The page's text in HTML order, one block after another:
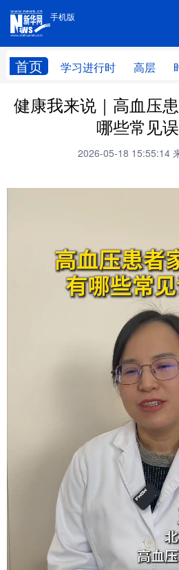
手机版
首页 学习进行时 高层
手机版
网站地图
学习进行时 高层
财经
思客智库
科技 科普
图片 中央文件
人居
彩票
公益
上市公司
天津
浙江
山东 河南
健康我来说｜高血压
哪些常见
2026-05-18 15:55:14